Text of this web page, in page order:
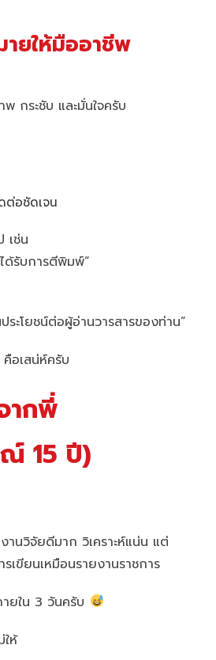
ยให้มืออาชีพ
กระชับ และมั่นใจครับ
ต่อชัดเจน
เช่น
ด้รับการตีพิมพ์”
ระโยชน์ต่อผู้อ่านวารสารของท่าน”
อเสน่ห์ครับ
ากพี่
15 ปี)
นวิจัยดีมาก วิเคราะห์แน่น แต่
ขียนเหมือนรายงานราชการ
ยใน 3 วันครับ
ห้